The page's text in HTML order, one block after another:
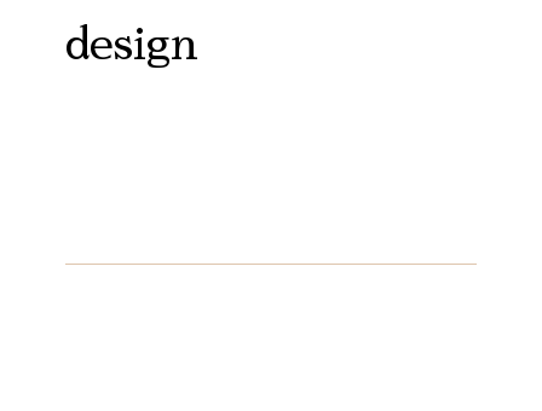
design